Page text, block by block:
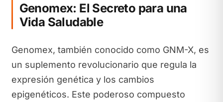
Genomex: El Secreto para una
Vida Saludable
Genomex, también conocido como GNM-X, es
un suplemento revolucionario que regula la
expresión genética y los cambios
epigenéticos. Este poderoso compuesto